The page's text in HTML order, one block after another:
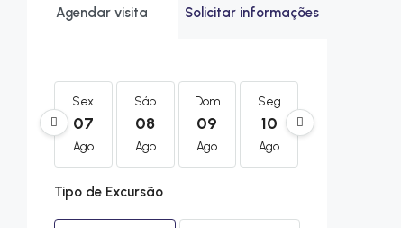
Agendar visita Solicitar informações
Sex
07
Ago
Sáb
08
Ago
Dom
09
Ago
Seg
10
Ago
Tipo de Excursão